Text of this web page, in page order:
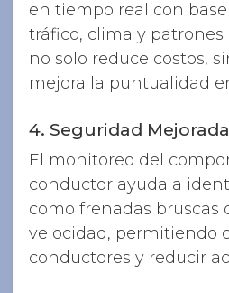
en tiempo real con
tráfico, clima y patrones
no solo reduce costos,
mejora la puntualidad
4. Seguridad Mejorada
El monitoreo del
conductor ayuda a
como frenadas bruscas
velocidad, permitiendo
conductores y reducir